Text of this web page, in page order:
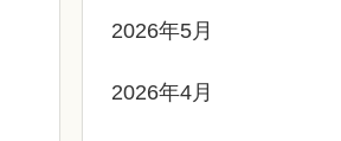
2026年5月
2026年4月